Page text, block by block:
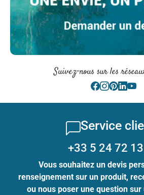
Suivez-nous sur les
Service
+33 5 24 72
Vous souhaitez un devis
renseignement sur un produit,
ou nous poser une question